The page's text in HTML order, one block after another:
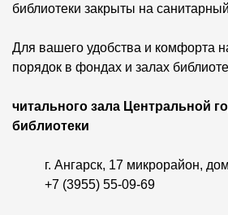
библиотеки закрыты на
Для вашего удобства и комфорта
порядок в фондах и залах
читального зала Центральной
библиотеки
г. Ангарск, 17 микрорайон,
+7 (3955) 55-09-69